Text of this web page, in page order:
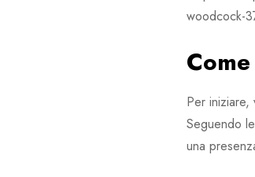
woodcock-
Per iniziare,
Seguendo
una